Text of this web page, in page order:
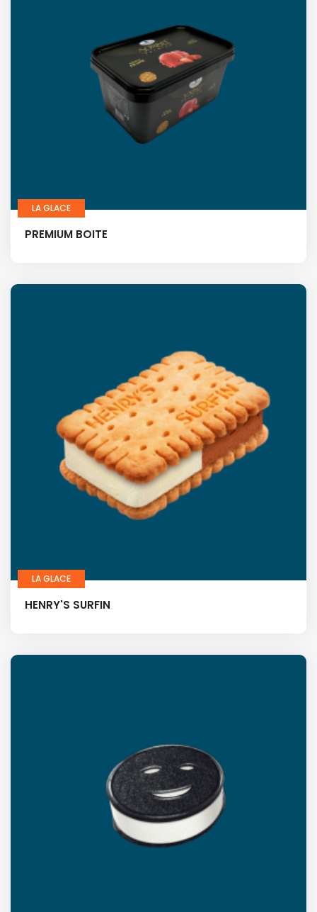
LA GLACE
PREMIUM BOITE
LA GLACE
HENRY'S SURFIN